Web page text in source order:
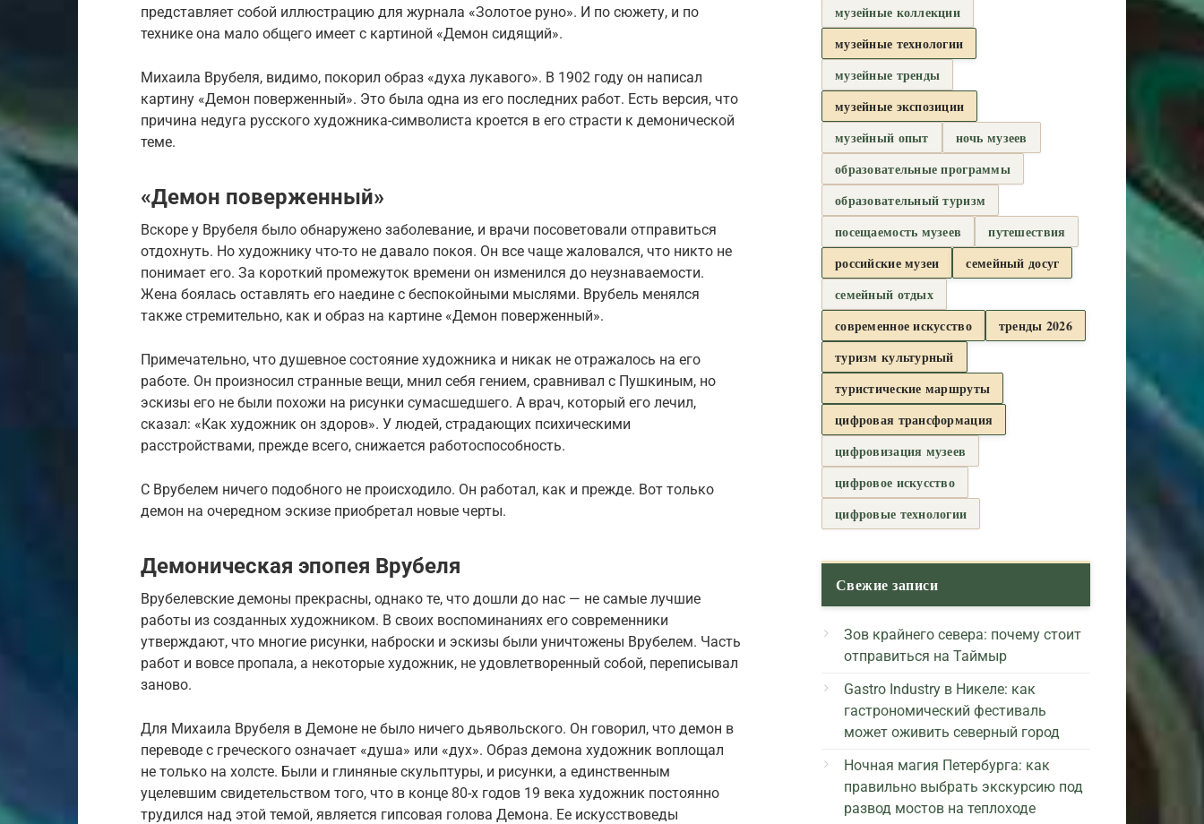
представляет собой иллюстрацию для журнала «Золотое руно». И по сюжету, и по
технике она мало общего имеет с картиной «Демон сидящий».
Михаила Врубеля, видимо, покорил образ «духа лукавого». В 1902 году он написал
картину «Демон поверженный». Это была одна из его последних работ. Есть версия, что
причина недуга русского художника-символиста кроется в его страсти к демонической
теме.
«Демон поверженный»
Вскоре у Врубеля было обнаружено заболевание, и врачи посоветовали отправиться
отдохнуть. Но художнику что-то не давало покоя. Он все чаще жаловался, что никто не
понимает его. За короткий промежуток времени он изменился до неузнаваемости.
Жена боялась оставлять его наедине с беспокойными мыслями. Врубель менялся
также стремительно, как и образ на картине «Демон поверженный».
Примечательно, что душевное состояние художника и никак не отражалось на его
работе. Он произносил странные вещи, мнил себя гением, сравнивал с Пушкиным, но
эскизы его не были похожи на рисунки сумасшедшего. А врач, который его лечил,
сказал: «Как художник он здоров». У людей, страдающих психическими
расстройствами, прежде всего, снижается работоспособность.
С Врубелем ничего подобного не происходило. Он работал, как и прежде. Вот только
демон на очередном эскизе приобретал новые черты.
Демоническая эпопея Врубеля
Врубелевские демоны прекрасны, однако те, что дошли до нас — не самые лучшие
работы из созданных художником. В своих воспоминаниях его современники
утверждают, что многие рисунки, наброски и эскизы были уничтожены Врубелем. Часть
работ и вовсе пропала, а некоторые художник, не удовлетворенный собой, переписывал
заново.
Для Михаила Врубеля в Демоне не было ничего дьявольского. Он говорил, что демон в
переводе с греческого означает «душа» или «дух». Образ демона художник воплощал
не только на холсте. Были и глиняные скульптуры, и рисунки, а единственным
уцелевшим свидетельством того, что в конце 80-х годов 19 века художник постоянно
трудился над этой темой, является гипсовая голова Демона. Ее искусствоведы
музейные коллекции
музейные технологии
музейные тренды
музейные экспозиции
музейный опыт
ночь музеев
образовательные программы
образовательный туризм
посещаемость музеев
путешествия
российские музеи
семейный досуг
семейный отдых
современное искусство
тренды 2026
туризм культурный
туристические маршруты
цифровая трансформация
цифровизация музеев
цифровое искусство
цифровые технологии
Свежие записи
Зов крайнего севера: почему стоит
отправиться на Таймыр
Gastro Industry в Никеле: как
гастрономический фестиваль
может оживить северный город
Ночная магия Петербурга: как
правильно выбрать экскурсию под
развод мостов на теплоходе